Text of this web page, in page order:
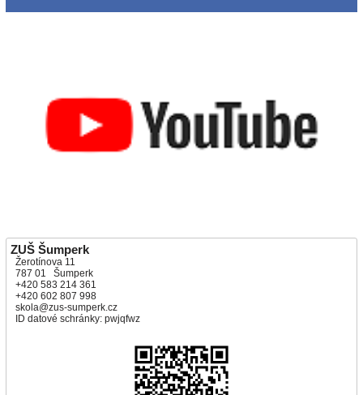
ZUŠ Šumperk
Žerotínova 11
787 01 Šumperk
+420 583 214 361
+420 602 807 998
skola@zus-sumperk.cz
ID datové schránky: pwjqfwz